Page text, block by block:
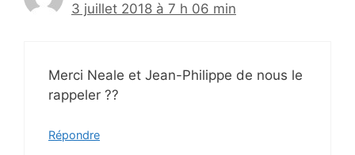
3 juillet 2018 à 7 h 06 min
Merci Neale et Jean-Philippe de nous le
rappeler ??
Répondre